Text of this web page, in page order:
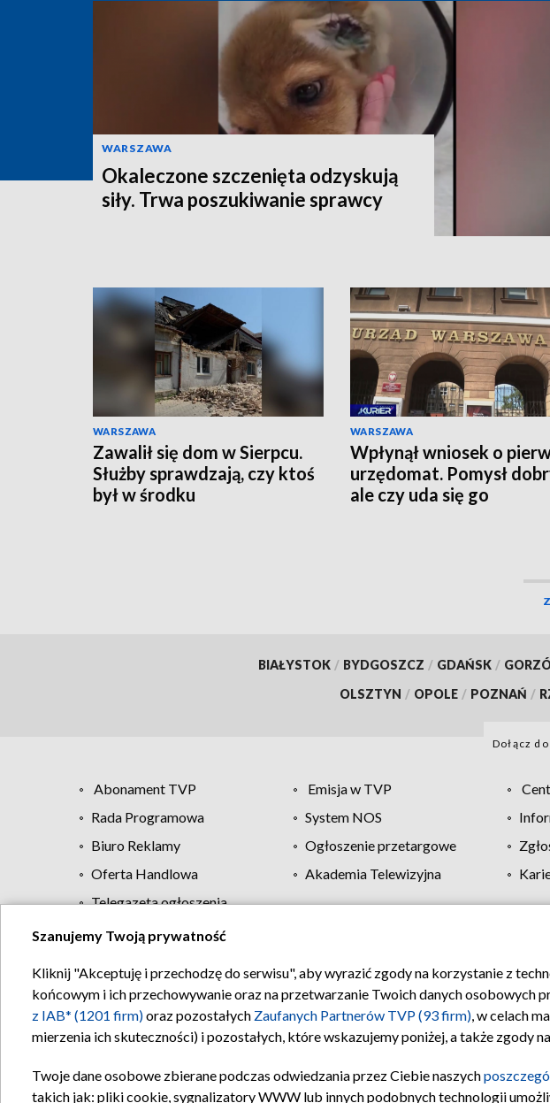
WARSZAWA
Okaleczone szczenięta odzyskują
siły. Trwa poszukiwanie sprawcy
WARSZAWA
Zawalił się dom w Sierpcu.
Służby sprawdzają, czy ktoś
był w środku
WARSZAWA
Wpłynął wniosek o
urzędomat. Pomysł
ale czy uda się go
BIAŁYSTOK / BYDGOSZCZ / GDAŃSK /
OLSZTYN / OPOLE / POZNAŃ /
Dołącz
Abonament TVP Emisja w TVP
Rada Programowa
System NOS
Biuro Reklamy
Ogłoszenie przetargowe
Oferta Handlowa
Akademia Telewizyjna
Telegazeta ogłoszenia
Regulamin TVP Polityka prywatności
Szanujemy Twoją prywatność
Kliknij "Akceptuję i przechodzę do serwisu", aby wyrazić zgody na korzystanie z
końcowym i ich przechowywanie oraz na przetwarzanie Twoich danych osobowych
z IAB* (1201 firm)oraz pozostałych Zaufanych Partnerów TVP (93 firm), w celach
mierzenia ich skuteczności) i pozostałych, które wskazujemy poniżej, a także zgody
Twoje dane osobowe zbierane podczas odwiedzania przez Ciebie naszych
takich jak: pliki cookie, sygnalizatory WWW lub innych podobnych technologii